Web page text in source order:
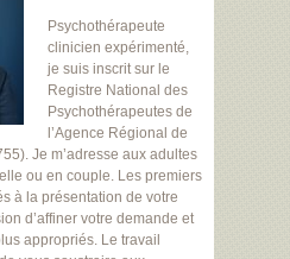
Psychothérapeute
clinicien expérimenté,
je suis inscrit sur le
Registre National des
Psychothérapeutes de
l’Agence Régional de
Je m’adresse aux adultes
ou en couple. Les premiers
à la présentation de votre
d’affiner votre demande et
appropriés. Le travail